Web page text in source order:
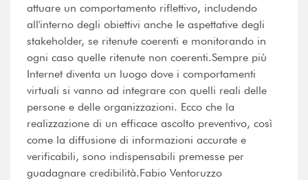
attuare un comportamento riflettivo, includendo
all'interno degli obiettivi anche le aspettative degli
stakeholder, se ritenute coerenti e monitorando in
ogni caso quelle ritenute non coerenti.Sempre più
Internet diventa un luogo dove i comportamenti
virtuali si vanno ad integrare con quelli reali delle
persone e delle organizzazioni. Ecco che la
realizzazione di un efficace ascolto preventivo, così
come la diffusione di informazioni accurate e
verificabili, sono indispensabili premesse per
guadagnare credibilità.Fabio Ventoruzzo